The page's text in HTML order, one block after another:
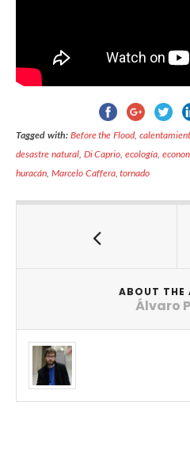
Tagged with: Before the Flood,
desastre natural, Di Caprio ,ecología ,
huracán Marcelo Caffera,tornado
ABOUT THE
Álvaro